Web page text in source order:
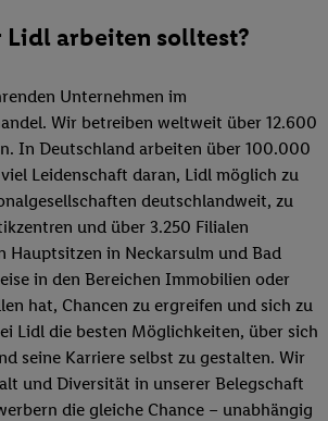
Lidl arbeiten solltest?
Unternehmen im
Wir betreiben weltweit über 12.600
In Deutschland arbeiten über 100.000
Leidenschaft daran, Lidl möglich zu
deutschlandweit, zu
und über 3.250 Filialen
Hauptsitzen in Neckarsulm und Bad
in den Bereichen Immobilien oder
hat, Chancen zu ergreifen und sich zu
Lidl die besten Möglichkeiten, über sich
seine Karriere selbst zu gestalten. Wir
und Diversität in unserer Belegschaft
die gleiche Chance – unabhängig